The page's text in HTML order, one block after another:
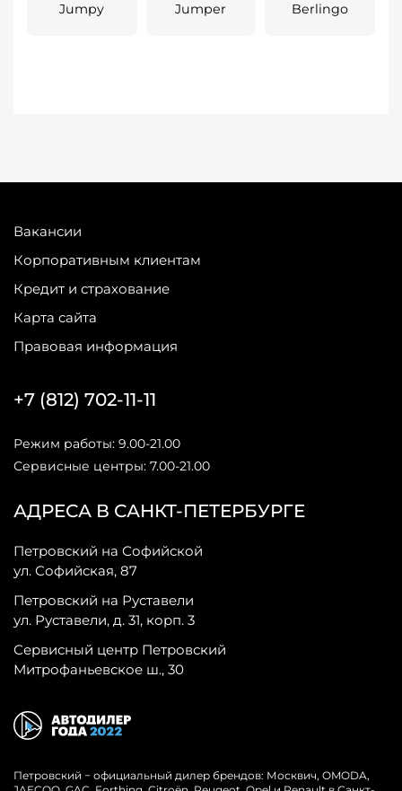
Jumpy Jumper Berlingo
Вакансии
Корпоративным клиентам
Кредит и страхование
Карта сайта
Правовая информация
АДРЕСА В САНКТ-ПЕТЕРБУРГЕ
Петровский на Софийской
ул. Софийская, 87
Петровский на Руставели
ул. Руставели, д. 31, корп. 3
Сервисный центр Петровский
Митрофаньевское ш., 30
+7 (812) 702-11-11
Режим работы: 9.00-21.00
Сервисные центры: 7.00-21.00
Петровский − официальный дилер брендов: Москвич, OMODA,